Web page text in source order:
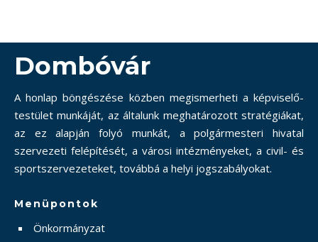
Dombóvár
A honlap böngészése közben megismerheti a képviselő-
testület munkáját, az általunk meghatározott stratégiákat,
az ez alapján folyó munkát, a polgármesteri hivatal
szervezeti felépítését, a városi intézményeket, a civil- és
sportszervezeteket, továbbá a helyi jogszabályokat.
Menüpontok
Önkormányzat